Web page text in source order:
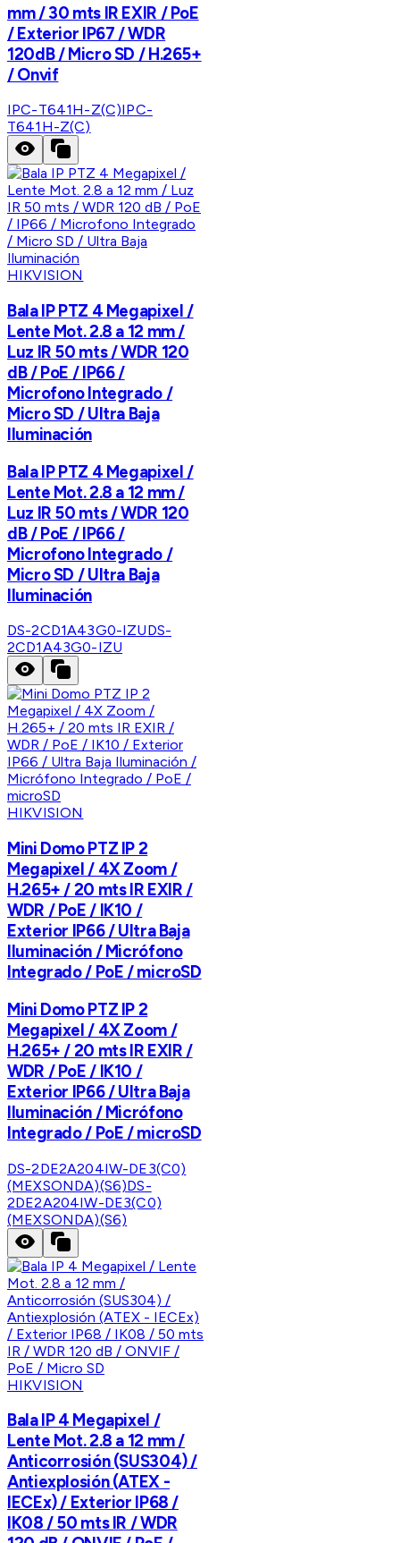
mm / 30 mts IR EXIR / PoE
/ Exterior IP67 / WDR
120dB / Micro SD / H.265+
/ Onvif
IPC-T641H-Z(C)IPC-
T641H-Z(C)
HIKVISION
Bala IP PTZ 4 Megapixel /
Lente Mot. 2.8 a 12 mm /
Luz IR 50 mts / WDR 120
dB / PoE / IP66 /
Microfono Integrado /
Micro SD / Ultra Baja
Iluminación
Bala IP PTZ 4 Megapixel /
Lente Mot. 2.8 a 12 mm /
Luz IR 50 mts / WDR 120
dB / PoE / IP66 /
Microfono Integrado /
Micro SD / Ultra Baja
Iluminación
DS-2CD1A43G0-IZUDS-
2CD1A43G0-IZU
HIKVISION
Mini Domo PTZ IP 2
Megapixel / 4X Zoom /
H.265+ / 20 mts IR EXIR /
WDR / PoE / IK10 /
Exterior IP66 / Ultra Baja
Iluminación / Micrófono
Integrado / PoE / microSD
Mini Domo PTZ IP 2
Megapixel / 4X Zoom /
H.265+ / 20 mts IR EXIR /
WDR / PoE / IK10 /
Exterior IP66 / Ultra Baja
Iluminación / Micrófono
Integrado / PoE / microSD
DS-2DE2A204IW-DE3(C0)
(MEXSONDA)(S6)DS-
2DE2A204IW-DE3(C0)
(MEXSONDA)(S6)
HIKVISION
Bala IP 4 Megapixel /
Lente Mot. 2.8 a 12 mm /
Anticorrosión (SUS304) /
Antiexplosión (ATEX -
IECEx) / Exterior IP68 /
IK08 / 50 mts IR / WDR